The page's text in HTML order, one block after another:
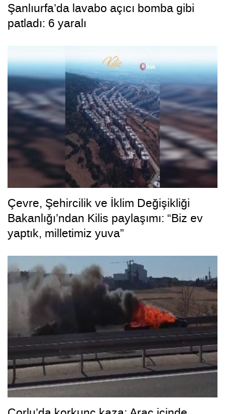
Şanlıurfa’da lavabo açıcı bomba gibi
patladı: 6 yaralı
Çevre, Şehircilik ve İklim Değişikliği
Bakanlığı’ndan Kilis paylaşımı: “Biz ev
yaptık, milletimiz yuva”